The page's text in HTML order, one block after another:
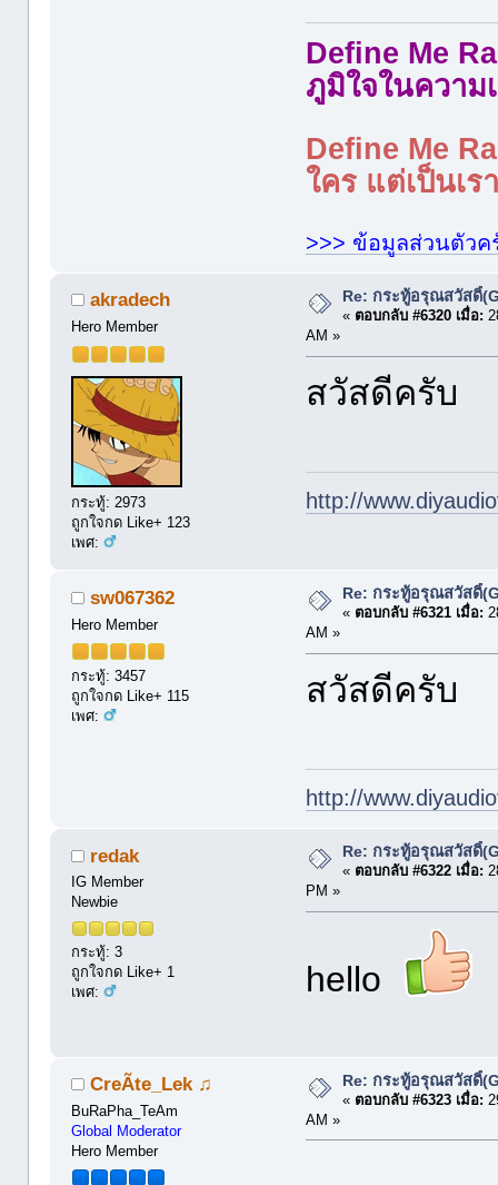
Define Me
ภูมิใจในความ
Define Me
ใคร แต่เป็นเ
>>> ข้อมูลส่วนตัวค
akradech
Hero Member
กระทู้: 2973
ถูกใจกด Like+ 123
เพศ:
Re: กระทู้อรุณสวัสดิ์
« ตอบกลับ #6320 เมื่อ:
AM »
สวัสดีครับ
http://
sw067362
Hero Member
กระทู้: 3457
ถูกใจกด Like+ 115
เพศ:
Re: กระทู้อรุณสวัสดิ์
« ตอบกลับ #6321 เมื่อ:
AM »
สวัสดีครับ
http://
redak
IG Member
Newbie
กระทู้: 3
ถูกใจกด Like+ 1
เพศ:
Re: กระทู้อรุณสวัสดิ์
« ตอบกลับ #6322 เมื่อ:
PM »
hello
CreÃte_Lek ♫
BuRaPha_TeAm
Global Moderator
Hero Member
Re: กระทู้อรุณสวัสดิ์
« ตอบกลับ #6323 เมื่อ:
AM »